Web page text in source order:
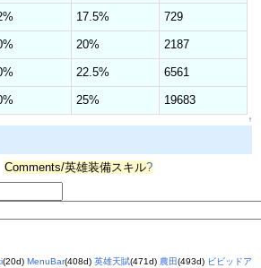
17.5% 729
20% 2187
22.5% 6561
25% 19683
↑
Comments/英雄装備スキル?
(20d) MenuBar(408d) 英雄天賦(471d) 農田(493d) ビビッドア